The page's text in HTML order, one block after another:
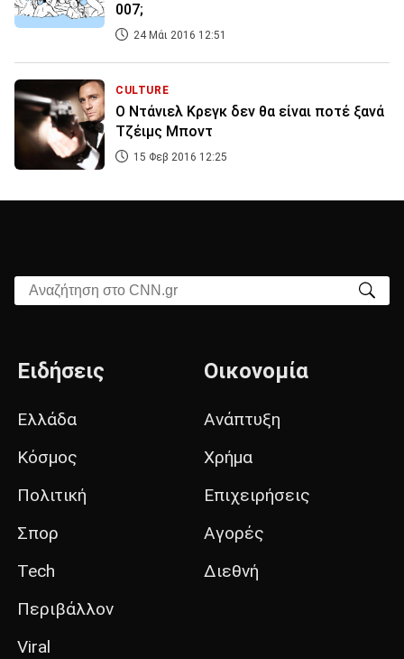
007;
24 Μάι 2016 12:51
CULTURE
Ο Ντάνιελ Κρεγκ δεν θα είναι ποτέ ξανά
Τζέιμς Μποντ
15 Φεβ 2016 12:25
Αναζήτηση στο CNN.gr
Ειδήσεις
Ελλάδα
Κόσμος
Πολιτική
Σπορ
Tech
Περιβάλλον
Viral
Οικονομία
Ανάπτυξη
Χρήμα
Επιχειρήσεις
Αγορές
Διεθνή